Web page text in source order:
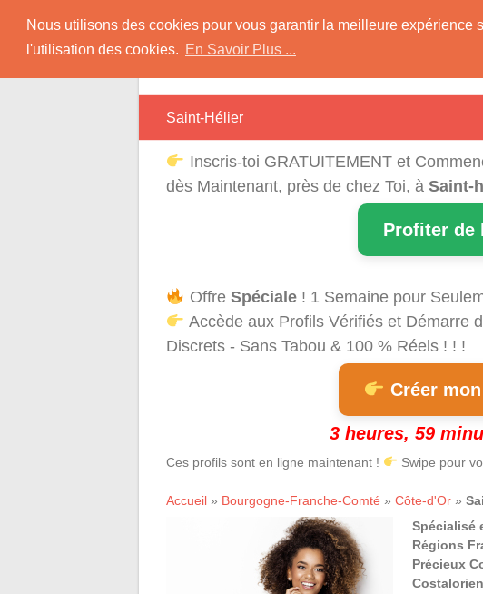
Nous utilisons des cookies pour vous garantir la meilleure
l'utilisation des cookies. En Savoir Plus ...
content
Rencontres Région
Rencontrez Une Célibataire Près de chez Vous !
Saint-Hélier
Inscris-toi GRATUITEMENT et
dès Maintenant, près de chez Toi, à Saint-
Profiter de
Offre Spéciale! 1 Semaine pour
Accède aux Profils Vérifiés et Démarre
Discrets - Sans Tabou & 100 % Réels ! ! !
Créer
3 heures, 59
Ces profils sont en ligne maintenant ! Swipe pour
Accueil » Bourgogne-Franche-Comté » Côte-d'Or »
Spécialisé
Régions
Précieux